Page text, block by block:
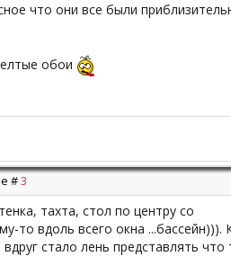
что они все были
обои
#3
тахта, стол по центру со
то вдоль всего окна ...бассейн))).
стало лень представлять что